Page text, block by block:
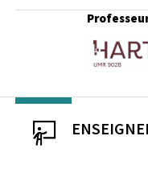
Laboratoire / équipe